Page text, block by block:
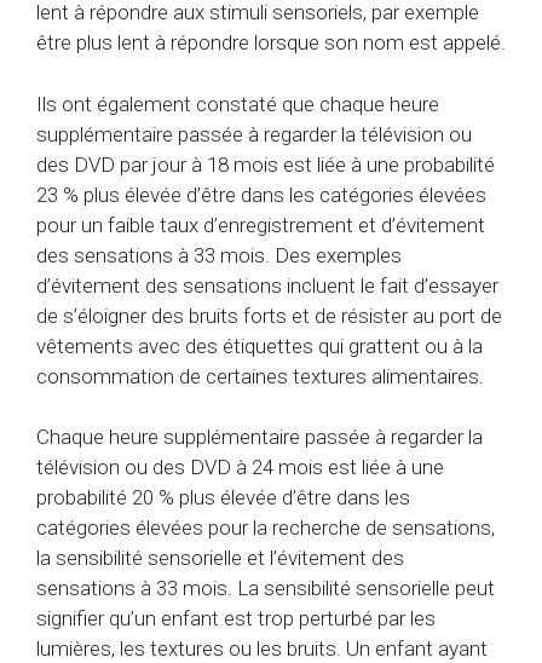
lent à répondre aux stimuli sensoriels, par exemple
être plus lent à répondre lorsque son nom est appelé.
Ils ont également constaté que chaque heure
supplémentaire passée à regarder la télévision ou
des DVD par jour à 18 mois est liée à une probabilité
23 % plus élevée d’être dans les catégories élevées
pour un faible taux d’enregistrement et d’évitement
des sensations à 33 mois. Des exemples
d’évitement des sensations incluent le fait d’essayer
de s’éloigner des bruits forts et de résister au port de
vêtements avec des étiquettes qui grattent ou à la
consommation de certaines textures alimentaires.
Chaque heure supplémentaire passée à regarder la
télévision ou des DVD à 24 mois est liée à une
probabilité 20 % plus élevée d’être dans les
catégories élevées pour la recherche de sensations,
la sensibilité sensorielle et l’évitement des
sensations à 33 mois. La sensibilité sensorielle peut
signifier qu’un enfant est trop perturbé par les
lumières, les textures ou les bruits. Un enfant ayant